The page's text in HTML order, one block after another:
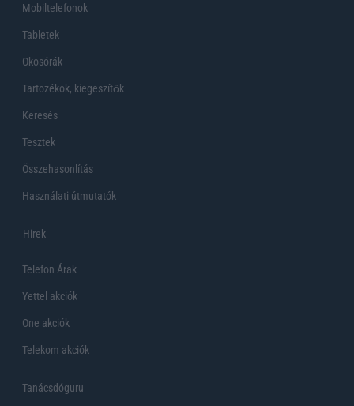
Mobiltelefonok
Tabletek
Okosórák
Tartozékok, kiegeszítők
Keresés
Tesztek
Összehasonlítás
Használati útmutatók
Hirek
Telefon Árak
Yettel akciók
One akciók
Telekom akciók
Tanácsdóguru